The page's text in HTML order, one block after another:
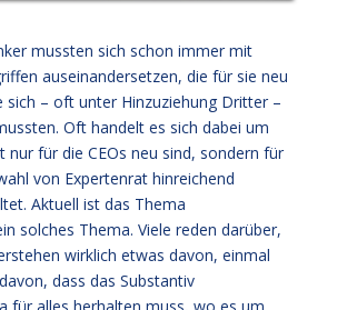
mussten sich schon immer mit
auseinandersetzen, die für sie neu
sich – oft unter Hinzuziehung Dritter –
Oft handelt es sich dabei um
nur für die CEOs neu sind, sondern für
von Expertenrat hinreichend
Aktuell ist das Thema
solches Thema. Viele reden darüber,
wirklich etwas davon, einmal
dass das Substantiv